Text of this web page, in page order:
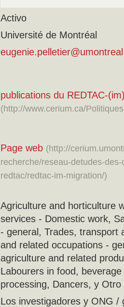
Activo
Université de Montréal
publications du REDTAC-
(http://www.cerium.ca/
Page web (http://
recherche/reseau-detudes-
redtac/redtac-im-migration/)
Agriculture and horticulture
services - Domestic work,
- general, Trades, transport
and related occupations -
agriculture and related
Labourers in food,
processing, Dancers, y Otro
Los investigadores y ONG